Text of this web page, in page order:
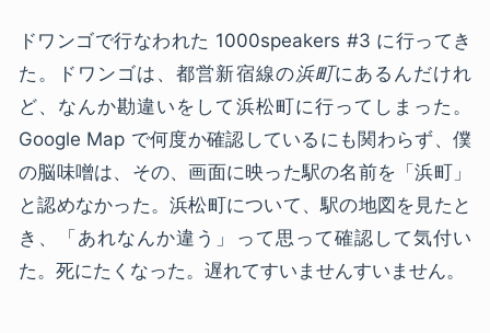
ドワンゴで行なわれた 1000speakers #3 に行ってき
た。ドワンゴは、都営新宿線の浜町にあるんだけれ
ど、なんか勘違いをして浜松町に行ってしまった。
Google Map で何度か確認しているにも関わらず、僕
の脳味噌は、その、画面に映った駅の名前を「浜町」
と認めなかった。浜松町について、駅の地図を見たと
き、「あれなんか違う」って思って確認して気付い
た。死にたくなった。遅れてすいませんすいません。